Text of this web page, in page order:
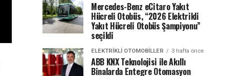
Mercedes-Benz eCitaro Yakıt
Hücreli Otobüs, “2026 Elektrikli
Yakıt Hücreli Otobüs Şampiyonu”
seçildi
ELEKTRIKLI OTOMOBILLER 3 hafta önce
ABB KNX Teknolojisi ile Akıllı
Binalarda Entegre Otomasyon